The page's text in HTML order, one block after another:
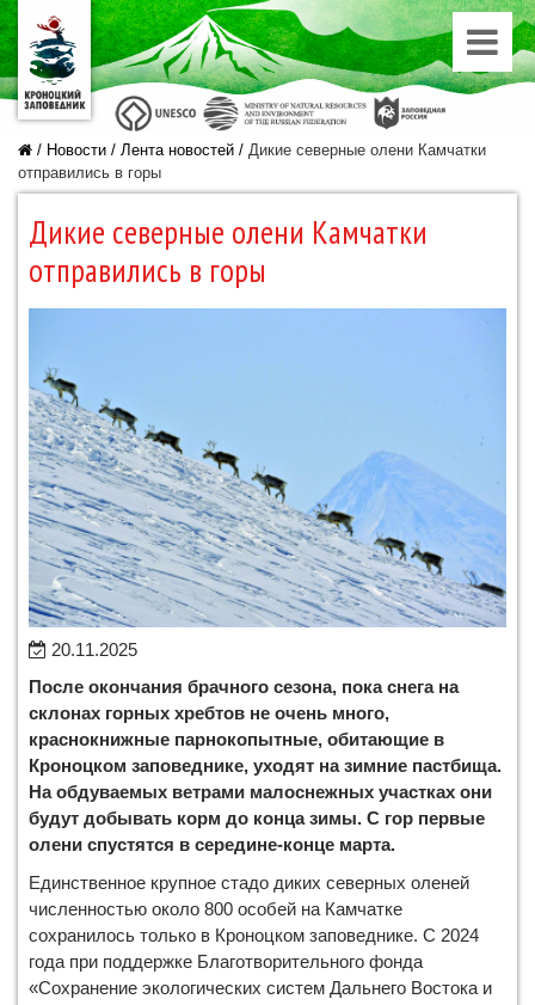
/ Новости / Лента новостей / Дикие северные олени Камчатки
отправились в горы
Дикие северные олени Камчатки
отправились в горы
20.11.2025
После окончания брачного сезона, пока снега на
склонах горных хребтов не очень много,
краснокнижные парнокопытные, обитающие в
Кроноцком заповеднике, уходят на зимние пастбища.
На обдуваемых ветрами малоснежных участках они
будут добывать корм до конца зимы. С гор первые
олени спустятся в середине-конце марта.
Единственное крупное стадо диких северных оленей
численностью около 800 особей на Камчатке
сохранилось только в Кроноцком заповеднике. С 2024
года при поддержке Благотворительного фонда
«Сохранение экологических систем Дальнего Востока и